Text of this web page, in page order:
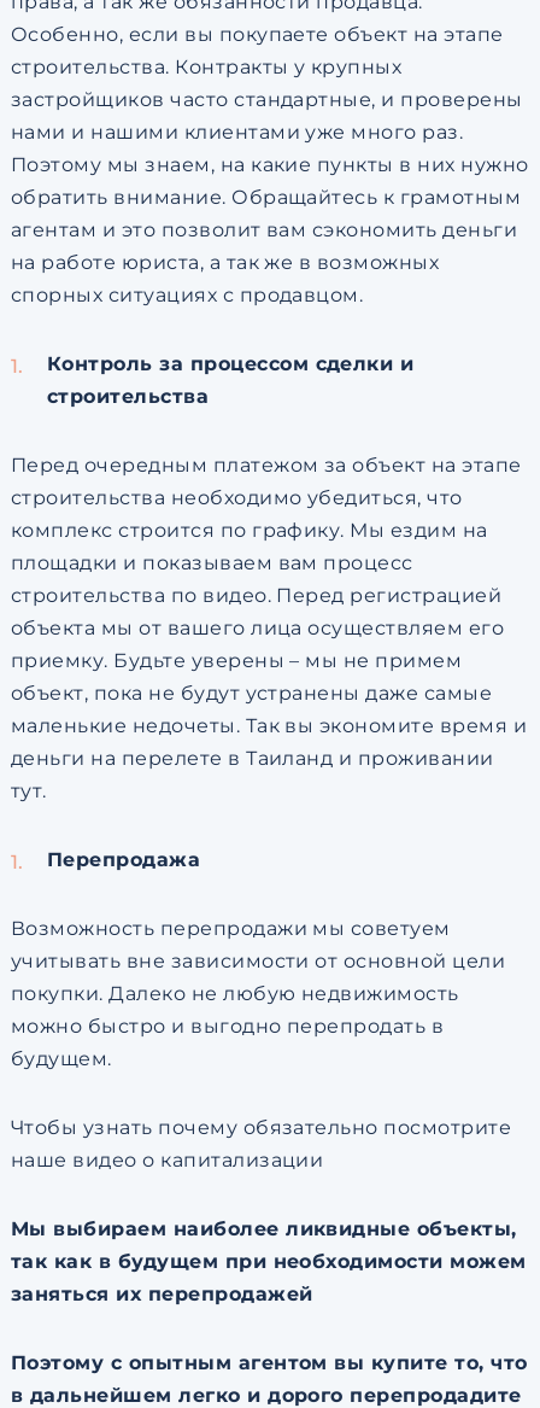
Особенно, если вы покупаете объект на этапе
строительства. Контракты у крупных
застройщиков часто стандартные, и проверены
нами и нашими клиентами уже много раз.
Поэтому мы знаем, на какие пункты в них нужно
обратить внимание. Обращайтесь к грамотным
агентам и это позволит вам сэкономить деньги
на работе юриста, а так же в возможных
спорных ситуациях с продавцом.
Контроль за процессом сделки и
строительства
Перед очередным платежом за объект на этапе
строительства необходимо убедиться, что
комплекс строится по графику. Мы ездим на
площадки и показываем вам процесс
строительства по видео. Перед регистрацией
объекта мы от вашего лица осуществляем его
приемку. Будьте уверены – мы не примем
объект, пока не будут устранены даже самые
маленькие недочеты. Так вы экономите время и
деньги на перелете в Таиланд и проживании
тут.
Перепродажа
Возможность перепродажи мы советуем
учитывать вне зависимости от основной цели
покупки. Далеко не любую недвижимость
можно быстро и выгодно перепродать в
будущем.
Чтобы узнать почему обязательно посмотрите
наше видео о капитализации
Мы выбираем наиболее ликвидные объекты,
так как в будущем при необходимости можем
заняться их перепродажей
Поэтому с опытным агентом вы купите то, что
в дальнейшем легко и дорого перепродадите